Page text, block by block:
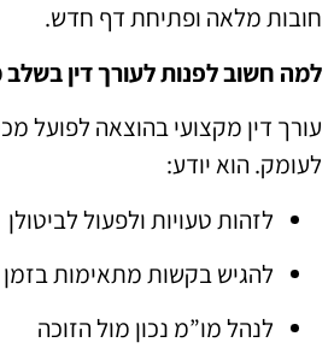
חובות מלאה ופתיחת דף חדש.
למה חשוב לפנות לעורך דין
עורך דין מקצועי בהוצאה לפועל
לעומק. הוא יודע:
לזהות טעויות ולפעול לביטולן
להגיש בקשות מתאימות בזמן
לנהל מו”מ נכון מול הזוכה